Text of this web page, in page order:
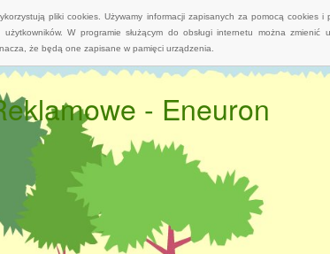
pliki cookies. Używamy informacji zapisanych za pomocą
użytkowników. W programie służącym do obsługi internetu można
że będą one zapisane w pamięci urządzenia.
- Eneuron